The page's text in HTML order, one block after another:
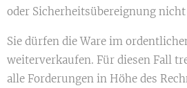
oder Sicherheitsübereignung
Sie dürfen die Ware im
weiterverkaufen. Für diesen Fall
alle Forderungen in Höhe des